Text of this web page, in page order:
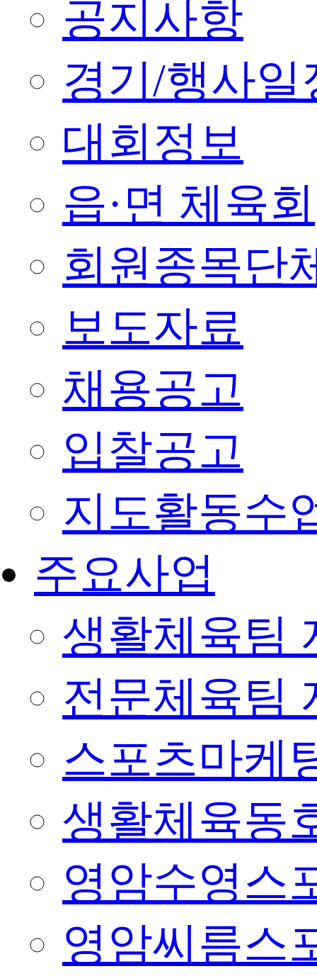
공지사항
경기/행사일
대회정보
읍·면 체육회
회원종목단
보도자료
채용공고
입찰공고
지도활동수
주요사업
생활체육팀
전문체육팀
스포츠마케
생활체육동
영암수영스
영암씨름스